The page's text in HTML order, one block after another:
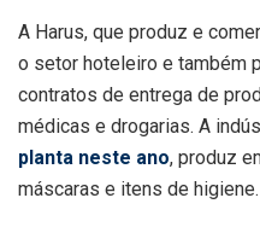
A Harus, que produz e
o setor hoteleiro e também
contratos de entrega de
médicas e drogarias. A
planta neste ano, produz
máscaras e itens de higiene.